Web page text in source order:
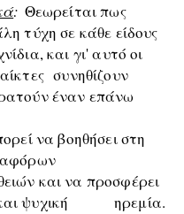
: Θεωρείται πως
τύχη σε κάθε είδους
και γι' αυτό οι
συνηθίζουν
έναν επάνω
να βοηθήσει στη
και να προσφέρει
ψυχική ηρεμία.